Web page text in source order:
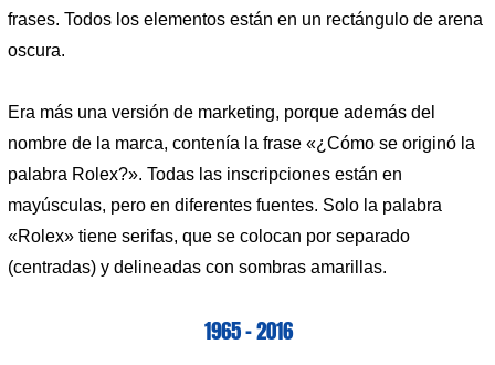
frases. Todos los elementos están en un rectángulo de arena
oscura.
Era más una versión de marketing, porque además del
nombre de la marca, contenía la frase «¿Cómo se originó la
palabra Rolex?». Todas las inscripciones están en
mayúsculas, pero en diferentes fuentes. Solo la palabra
«Rolex» tiene serifas, que se colocan por separado
(centradas) y delineadas con sombras amarillas.
1965 – 2016